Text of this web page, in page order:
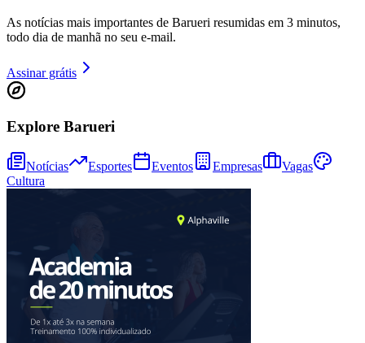
Bragantino
As notícias mais importantes de Barueri resumidas em 3 minutos,
todo dia de manhã no seu e-mail.
Assinar grátis
Explore Barueri
Notícias Esportes Eventos Empresas
Vagas
Cultura